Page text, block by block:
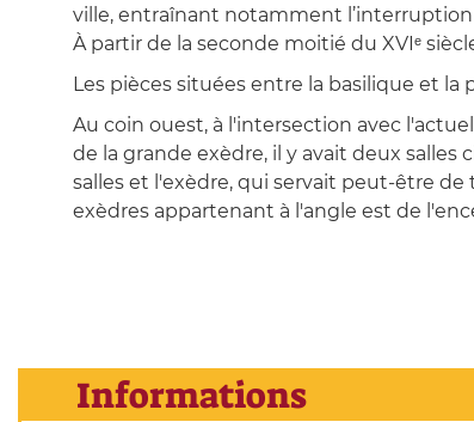
ville, entraînant notamment
À partir de la seconde moitié du XVIᵉ
Les pièces situées entre la basilique et la
Au coin ouest, à l'intersection avec
de la grande exèdre, il y avait deux salles
salles et l'exèdre, qui servait peut-être
exèdres appartenant à l'angle est de
Informations